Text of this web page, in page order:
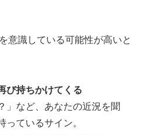
意識している可能性が高いと
び持ちかけてくる
など、あなたの近況を聞
っているサイン。